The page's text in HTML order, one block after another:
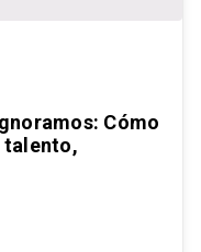
Cómo
talento,